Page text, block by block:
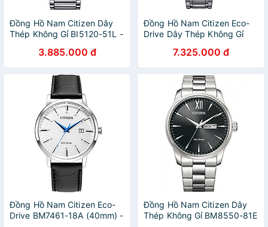
Đồng Hồ Nam Citizen Dây
Thép Không Gỉ BI5120-51L -
3.885.000 đ
Đồng Hồ Nam Citizen Eco-
Drive Dây Thép Không Gỉ
(40mm)7.325.000 đ
Đồng Hồ Nam Citizen Eco-
Drive BM7461-18A (40mm) -
Đồng Hồ Nam Citizen Dây
Thép Không Gỉ BM8550-81E